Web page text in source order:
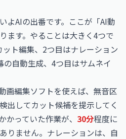
よAIの出番です。ここが「AI動
ます。やることは大きく4つで
ト編集、2つ目はナレーション
自動生成、4つ目はサムネイ
画編集ソフトを使えば、無音区
出してカット候補を提示してく
かっていた作業が、 30分程度に
りません。ナレーションは、自